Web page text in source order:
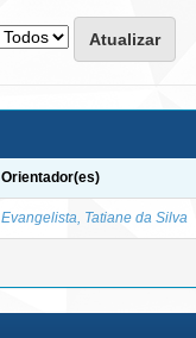
Orientador(es)
Evangelista, Tatiane da Silva